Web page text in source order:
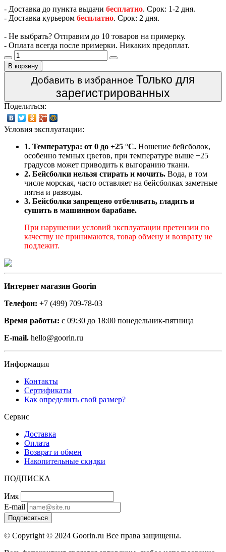
- Доставка до пункта выдачи бесплатно. Срок: 1-2 дня.
- Доставка курьером бесплатно. Срок: 2 дня.
- Не выбрать? Отправим до 10 товаров на примерку.
- Оплата всегда после примерки. Никаких предоплат.
В корзину
Добавить в избранное Только для
зарегистрированных
Поделиться:
Условия эксплуатации:
1. Температура: от 0 до +25 °C. Ношение бейсболок,
особенно темных цветов, при температуре выше +25
градусов может приводить к выгоранию ткани.
2. Бейсболки нельзя стирать и мочить. Вода, в том
числе морская, часто оставляет на бейсболках заметные
пятна и разводы.
3. Бейсболки запрещено отбеливать, гладить и
сушить в машинном барабане.
При нарушении условий эксплуатации претензии по
качеству не принимаются, товар обмену и возврату не
подлежит.
Интернет магазин Goorin
Телефон: +7 (499) 709-78-03
Время работы: с 09:30 до 18:00 понедельник-пятница
E-mail. hello@goorin.ru
Информация
Контакты
Сертификаты
Как определить свой размер?
Сервис
Доставка
Оплата
Возврат и обмен
Накопительные скидки
ПОДПИСКА
Имя
E-mail
Подписаться
© Copyright © 2024 Goorin.ru Все права защищены.